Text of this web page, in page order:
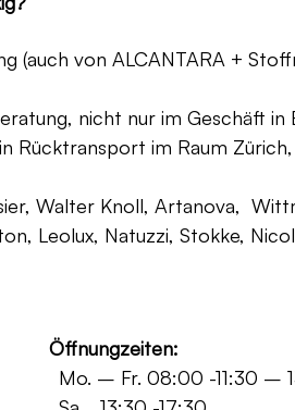
(auch von ALCANTARA +
nicht nur im Geschäft
im Raum
Walter Knoll, Artanova,
Leolux, Natuzzi, Stokke,
Öffnungzeiten:
-11:30 – 13:30